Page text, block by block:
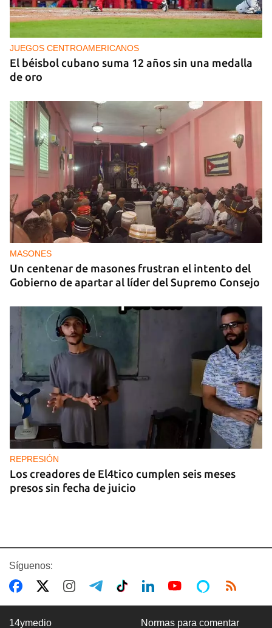
NICARAGUA
EE UU propone a la OEA convocar a los
cancilleres para "tomar medidas" contra las
decisiones de Ortega
JUEGOS CENTROAMERICANOS
El béisbol cubano suma 12 años sin una medalla
de oro
MASONES
Un centenar de masones frustran el intento del
Gobierno de apartar al líder del Supremo Consejo
REPRESIÓN
Los creadores de El4tico cumplen seis meses
presos sin fecha de juicio
Síguenos:
14ymedio Normas para comentar